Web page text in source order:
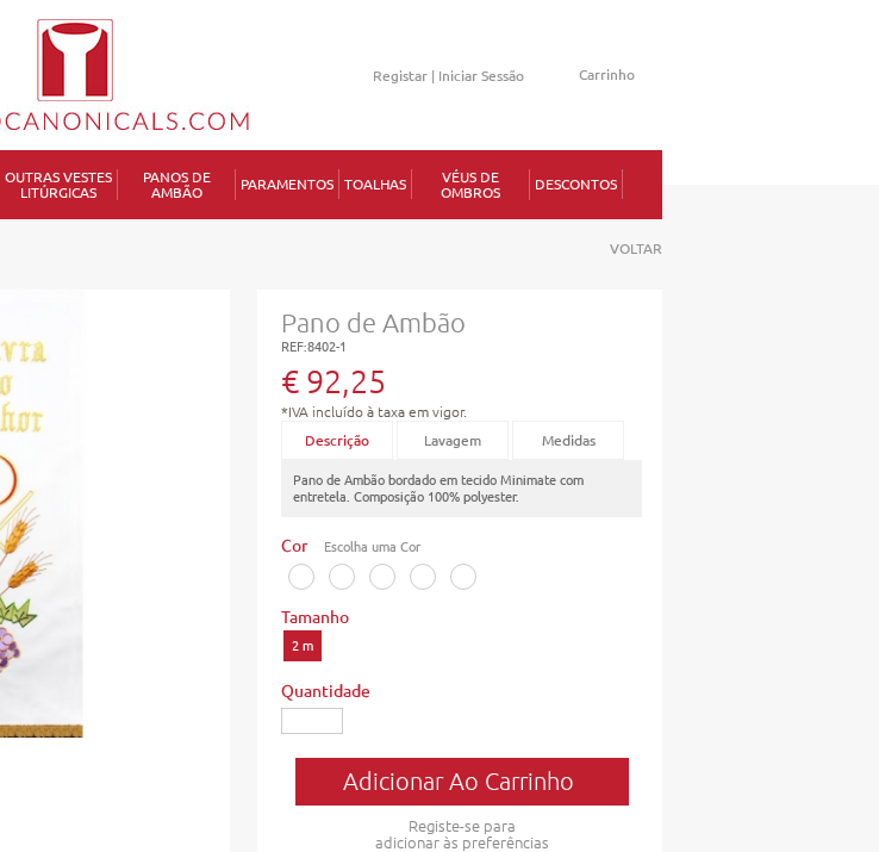
Carrinho
Registar | Iniciar Sessão
Memorizar
Perdeu a senha?
OUTRAS VESTES
LITÚRGICAS
PANOS DE
AMBÃO
PARAMENTOS TOALHAS
VÉUS DE
OMBROS
DESCONTOS
VOLTAR
Pano de Ambão
REF:8402-1
€ 92,25
*IVA incluído à taxa em vigor.
Descrição
Lavagem Medidas
Pano de Ambão bordado em tecido Minimate com
entretela. Composição 100% polyester.
Cor Escolha uma Cor
Tamanho
2 m
Quantidade
Registe-se para
adicionar às preferências